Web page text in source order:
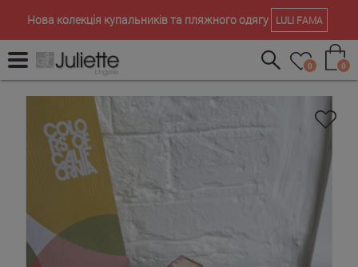
Нова колекція купальників та пляжного одягу LULI FAMA
0 0